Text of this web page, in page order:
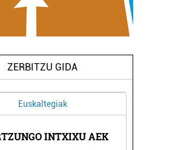
ZERBITZU GIDA
Osasungintza
PRANA MASAJEAK